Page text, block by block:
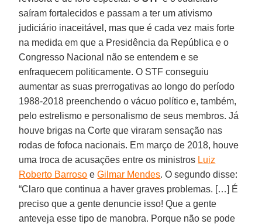
saíram fortalecidos e passam a ter um ativismo
judiciário inaceitável, mas que é cada vez mais forte
na medida em que a Presidência da República e o
Congresso Nacional não se entendem e se
enfraquecem politicamente. O STF conseguiu
aumentar as suas prerrogativas ao longo do período
1988-2018 preenchendo o vácuo político e, também,
pelo estrelismo e personalismo de seus membros. Já
houve brigas na Corte que viraram sensação nas
rodas de fofoca nacionais. Em março de 2018, houve
uma troca de acusações entre os ministros Luiz
Roberto Barroso eGilmar Mendes. O segundo disse:
“Claro que continua a haver graves problemas. […] É
preciso que a gente denuncie isso! Que a gente
anteveja esse tipo de manobra. Porque não se pode